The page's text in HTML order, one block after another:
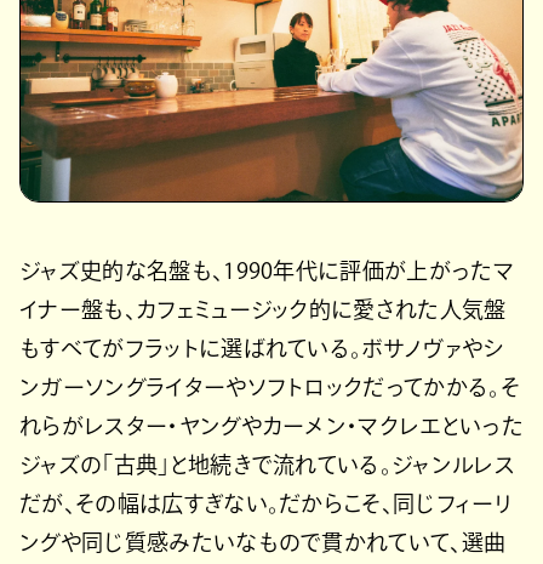
ジャズ史的な名盤も、1990年代に評価が上がったマ
イナー盤も、カフェミュージック的に愛された人気盤
もすべてがフラットに選ばれている。ボサノヴァやシ
ンガーソングライターやソフトロックだってかかる。そ
れらがレスター・ヤングやカーメン・マクレエといった
ジャズの「古典」と地続きで流れている。ジャンルレス
だが、その幅は広すぎない。だからこそ、同じフィーリ
ングや同じ質感みたいなもので貫かれていて、選曲